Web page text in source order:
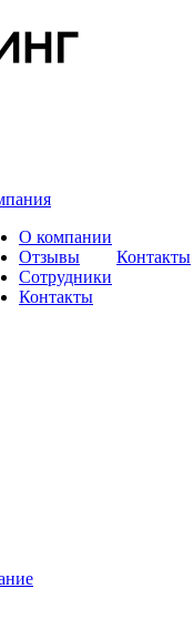
О компании
Отзывы
Сотрудники
Контакты
Контакты